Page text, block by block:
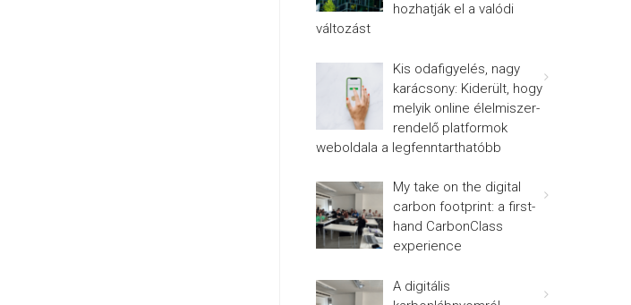
hozhatják el a valódi
változást
Kis odafigyelés, nagy
karácsony: Kiderült, hogy
melyik online élelmiszer-
rendelő platformok
weboldala a legfenntarthatóbb
My take on the digital
carbon footprint: a first-
hand CarbonClass
experience
A digitális